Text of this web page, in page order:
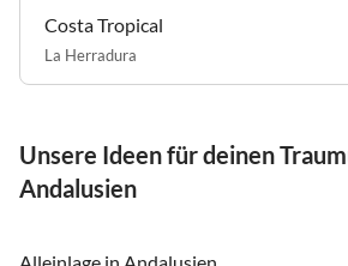
Costa Tropical
La Herradura
Unsere Ideen für deinen
Andalusien